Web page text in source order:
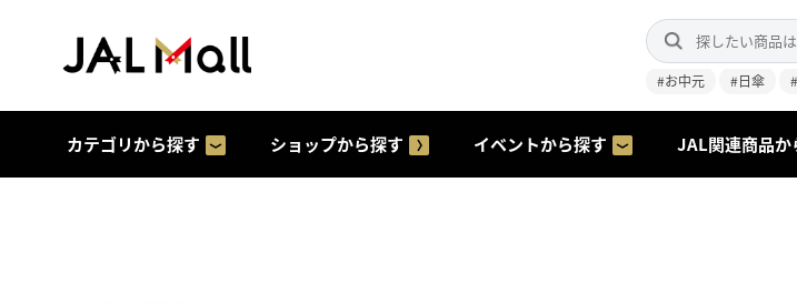
#お中元 #日傘
カテゴリから探す ショップから探す イベントから探す JAL関連商品か